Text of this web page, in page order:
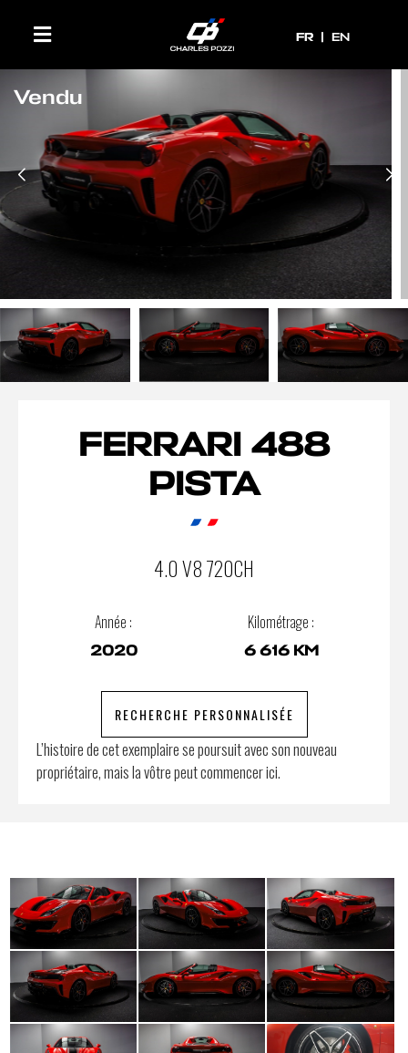
FR
FR EN
Vendu
FERRARI 488
PISTA
4.0 V8 720CH
Année :
2020
Kilométrage :
6 616 KM
RECHERCHE PERSONNALISÉE
L’histoire de cet exemplaire se poursuit avec son nouveau
propriétaire, mais la vôtre peut commencer ici.